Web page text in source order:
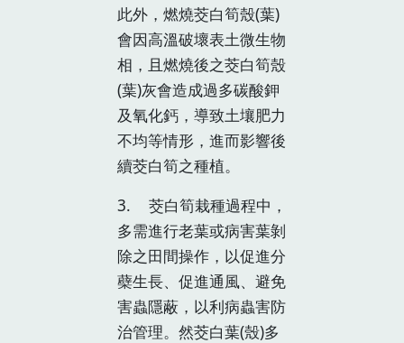
此外，燃燒茭白筍殼(葉)
會因高溫破壞表土微生物
相，且燃燒後之茭白筍殼
(葉)灰會造成過多碳酸鉀
及氧化鈣，導致土壤肥力
不均等情形，進而影響後
續茭白筍之種植。
3. 茭白筍栽種過程中，
多需進行老葉或病害葉剝
除之田間操作，以促進分
蘗生長、促進通風、避免
害蟲隱蔽，以利病蟲害防
治管理。然茭白葉(殼)多